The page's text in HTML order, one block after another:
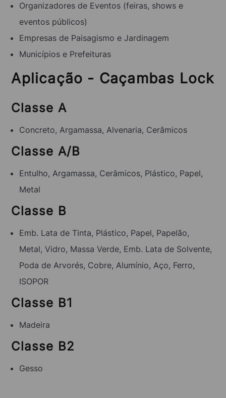
Organizadores de Eventos (feiras, shows e
eventos públicos)
Empresas de Paisagismo e Jardinagem
Municípios e Prefeituras
Aplicação - Caçambas Lock
Classe A
Concreto, Argamassa, Alvenaria, Cerâmicos
Classe A/B
Entulho, Argamassa, Cerâmicos, Plástico, Papel,
Metal
Classe B
Emb. Lata de Tinta, Plástico, Papel, Papelão,
Metal, Vidro, Massa Verde, Emb. Lata de Solvente,
Poda de Arvorés, Cobre, Alumínio, Aço, Ferro,
ISOPOR
Classe B1
Madeira
Classe B2
Gesso